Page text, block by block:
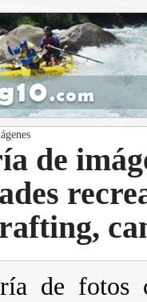
de
rafting,
de fotos